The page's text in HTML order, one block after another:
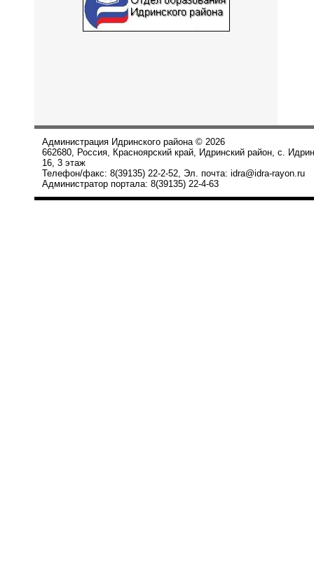
Администрация Идринского района © 2026
662680, Россия, Красноярский край, Идринский район, с.
16, 3 этаж
Телефон/факс: 8(39135) 22-2-52, Эл. почта: idra@idra-rayon.ru
Администратор портала: 8(39135) 22-4-63